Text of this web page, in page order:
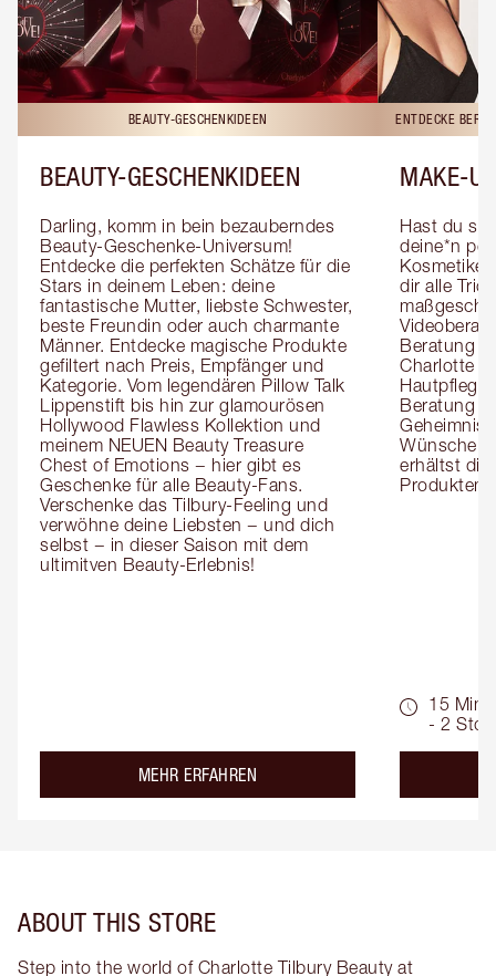
BEAUTY-GESCHENKIDEEN
BEAUTY-GESCHENKIDEEN
Darling, komm in bein bezauberndes
Beauty-Geschenke-Universum!
Entdecke die perfekten Schätze für die
Stars in deinem Leben: deine
fantastische Mutter, liebste Schwester,
beste Freundin oder auch charmante
Männer. Entdecke magische Produkte
gefiltert nach Preis, Empfänger und
Kategorie. Vom legendären Pillow Talk
Lippenstift bis hin zur glamourösen
Hollywood Flawless Kollektion und
meinem NEUEN Beauty Treasure
Chest of Emotions − hier gibt es
Geschenke für alle Beauty-Fans.
Verschenke das Tilbury-Feeling und
verwöhne deine Liebsten − und dich
selbst − in dieser Saison mit dem
ultimitven Beauty-Erlebnis!
MEHR ERFAHREN
ENTDECKE
MAKE-
Hast du
deine*n
dir alle
Beratung
Charlotte
Beratung
Wünsche
erhältst die
15 Min.
- 2 Std.
ABOUT THIS STORE
Step into the world of Charlotte Tilbury Beauty at